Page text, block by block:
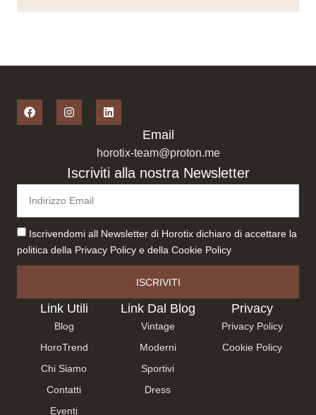
Link Utili
Blog
HoroTrend
Chi Siamo
Contatti
Eventi
Link Dal Blog
Vintage
Moderni
Sportivi
Dress
Privacy
Privacy Policy
Cookie Policy
Iscriviti alla nostra Newsletter
Iscrivendomi all Newsletter di Horotix dichiaro di accettare la
politica della Privacy Policy e della Cookie Policy
ISCRIVITI
Email
horotix-team@proton.me